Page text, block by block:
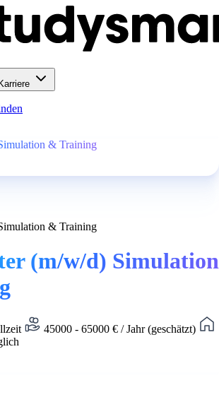
& Training
& Training
(m/w/d) Simulation
45000 - 65000 € / Jahr (geschätzt)